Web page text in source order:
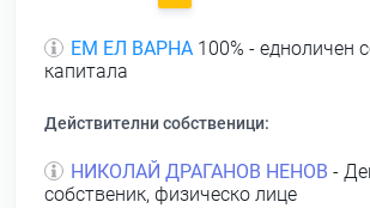
ЕМ ЕЛ ВАРНА 100% - едноличен
капитала
Действителни собственици:
НИКОЛАЙ ДРАГАНОВ НЕНОВ -
собственик, физическо лице